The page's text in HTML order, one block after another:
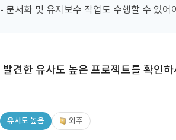
- 문서화 및 유지보수 작업도 수행할 수 있어
견한 유사도 높은 프로젝트를 확인
유사도 높음 외주